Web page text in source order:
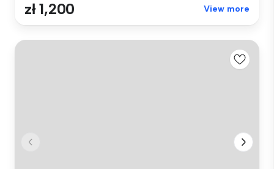
zł 1,200 View more